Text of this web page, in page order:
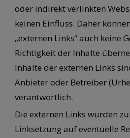
oder indirekt verlinkten
keinen Einfluss. Daher
„externen Links“ auch keine
Richtigkeit der Inhalte
Inhalte der externen Links
Anbieter oder Betreiber
verantwortlich.
Die externen Links wurden
Linksetzung auf eventuelle